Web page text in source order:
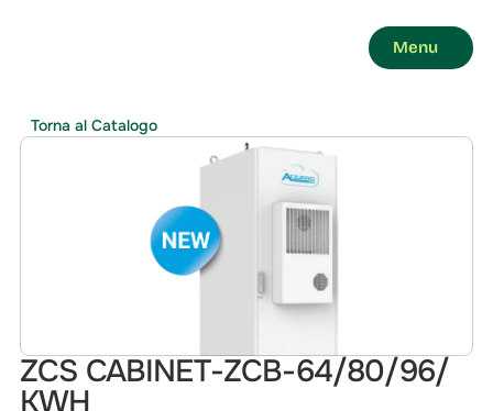
Menu
ZCS CABINET-ZCB-64/80/96/
KWH
Torna al Catalogo